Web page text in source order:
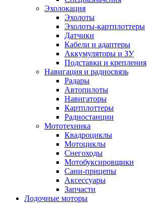
Эхолокация
Эхолоты
Эхолоты-картплоттеры
Датчики
Кабели и адаптеры
Аккумуляторы и ЗУ
Подставки и крепления
Навигация и радиосвязь
Радары
Автопилоты
Навигаторы
Картплоттеры
Радиостанции
Мототехника
Квадроциклы
Мотоциклы
Снегоходы
Мотобуксировщики
Сани-прицепы
Аксессуары
Запчасти
Лодочные моторы